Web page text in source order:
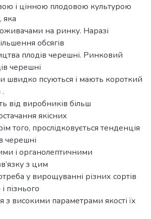
і цінною плодовою культурою
яка
на ринку. Наразі
обсягів
плодів черешні. Ринковий
черешні
швидко псуються і мають короткий
від виробників більш
якісних
того, прослідковується тенденція
черешні
і органолептичними
з цим
у вирощуванні різних сортів
пізнього
з високими параметрами якості їх